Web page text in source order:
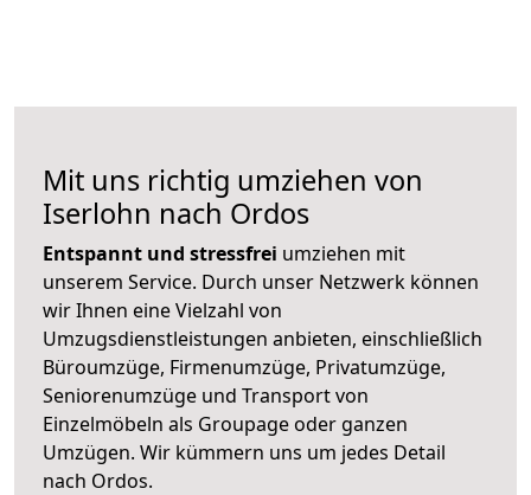
Mit uns richtig umziehen von
Iserlohn nach Ordos
Entspannt und stressfrei umziehen mit
unserem Service. Durch unser Netzwerk können
wir Ihnen eine Vielzahl von
Umzugsdienstleistungen anbieten, einschließlich
Büroumzüge, Firmenumzüge, Privatumzüge,
Seniorenumzüge und Transport von
Einzelmöbeln als Groupage oder ganzen
Umzügen. Wir kümmern uns um jedes Detail
nach Ordos.